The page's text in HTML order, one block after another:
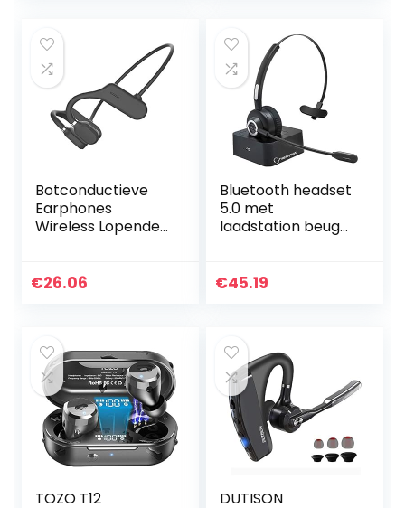
Botconductieve
Earphones
Wireless Lopende
Bluetooth
€26.06
Bluetooth headset
5.0 met
laadstation beugel
voor pc,
€45.19
TOZO T12
DUTISON